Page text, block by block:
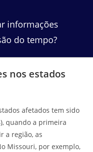
informações
do tempo?
nos estados
afetados tem sido
quando a primeira
a região, as
Missouri, por exemplo,